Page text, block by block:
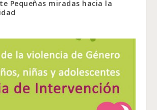
Pequeñas miradas hacia la